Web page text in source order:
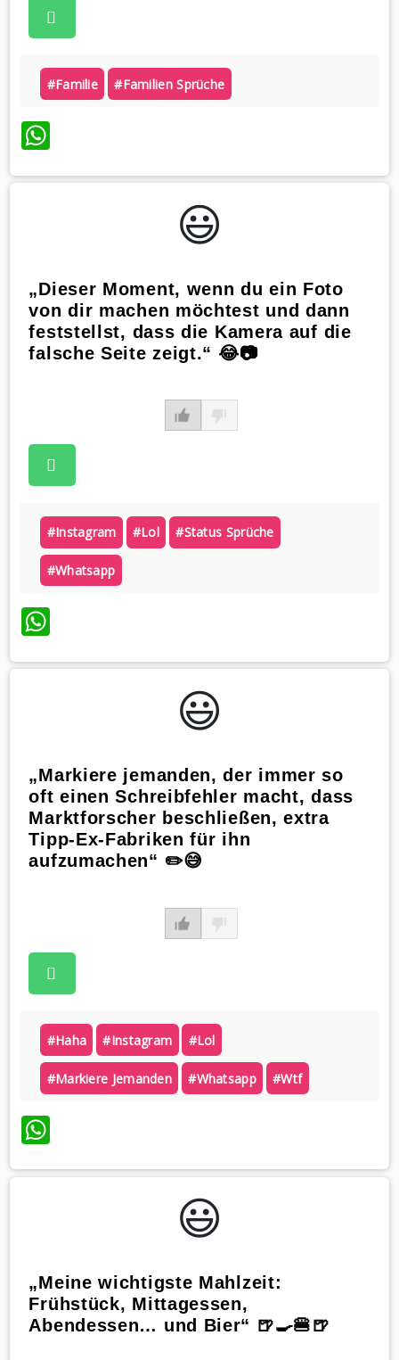
#familie #familien Sprüche
WhatsApp
😃️
„Dieser Moment, wenn du ein Foto
von dir machen möchtest und dann
feststellst, dass die Kamera auf die
falsche Seite zeigt.“ 😂📷
#instagram #lol #status Sprüche
#whatsapp
WhatsApp
😃️
„Markiere jemanden, der immer so
oft einen Schreibfehler macht, dass
Marktforscher beschließen, extra
Tipp-Ex-Fabriken für ihn
aufzumachen“ ✏️😅
#haha #instagram #lol
#markiere Jemanden #whatsapp #wtf
WhatsApp
😃️
„Meine wichtigste Mahlzeit:
Frühstück, Mittagessen,
Abendessen… und Bier“ 🍺🍳🍔🍺